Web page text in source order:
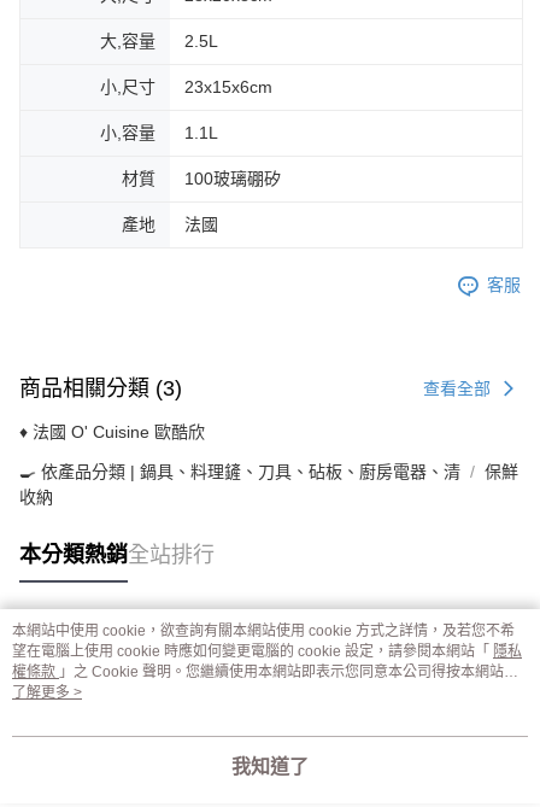
大,容量 2.5L
小,尺寸 23x15x6cm
小,容量 1.1L
材質 100玻璃硼矽
產地 法國
客服
商品相關分類 (3) 查看全部
♦ 法國 O' Cuisine 歐酷欣
🍳 依產品分類 | 鍋具、料理鏟、刀具、砧板、廚房電器、清
保鮮
收納
本分類熱銷全站排行
熱門標籤
本網站中使用 cookie，欲查詢有關本網站使用 cookie 方式之詳情，及若您不希
望在電腦上使用 cookie 時應如何變更電腦的 cookie 設定，請參閱本網站「 隱私
權條款 」之 Cookie 聲明。您繼續使用本網站即表示您同意本公司得按本網站使
用條款之 Cookie 聲明使用 cookie。
了解更多 >
我知道了